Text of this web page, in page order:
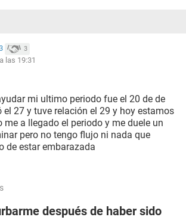
3
las 19:31
mi ultimo periodo fue el 20 de de
el 27 y tuve relación el 29 y hoy estamos
me a llegado el periodo y me duele un
pero no tengo flujo ni nada que
de estar embarazada
después de haber sido